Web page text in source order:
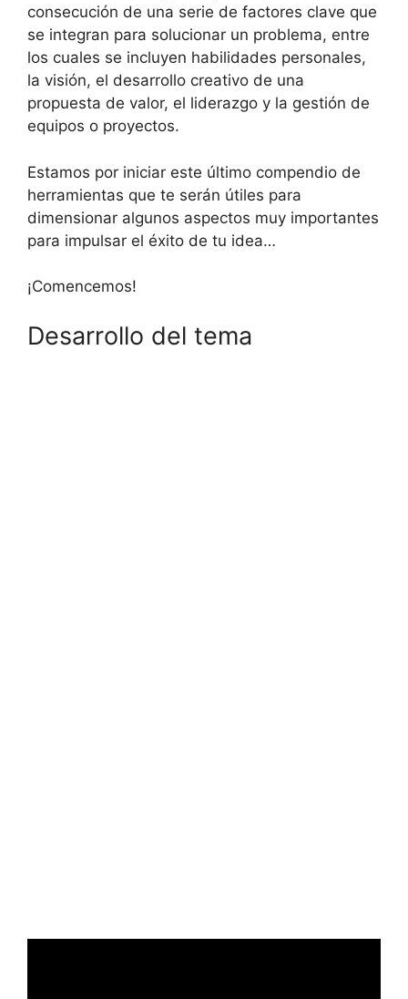
consecución de una serie de factores clave que
se integran para solucionar un problema, entre
los cuales se incluyen habilidades personales,
la visión, el desarrollo creativo de una
propuesta de valor, el liderazgo y la gestión de
equipos o proyectos.
Estamos por iniciar este último compendio de
herramientas que te serán útiles para
dimensionar algunos aspectos muy importantes
para impulsar el éxito de tu idea…
¡Comencemos!
Desarrollo del tema